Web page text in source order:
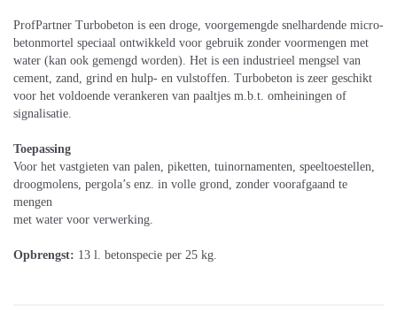
ProfPartner Turbobeton is een droge, voorgemengde snelhardende micro-
betonmortel speciaal ontwikkeld voor gebruik zonder voormengen met
water (kan ook gemengd worden). Het is een industrieel mengsel van
cement, zand, grind en hulp- en vulstoffen. Turbobeton is zeer geschikt
voor het voldoende verankeren van paaltjes m.b.t. omheiningen of
signalisatie.
Toepassing
Voor het vastgieten van palen, piketten, tuinornamenten, speeltoestellen,
droogmolens, pergola’s enz. in volle grond, zonder voorafgaand te
mengen
met water voor verwerking.
Opbrengst: 13 l. betonspecie per 25 kg.